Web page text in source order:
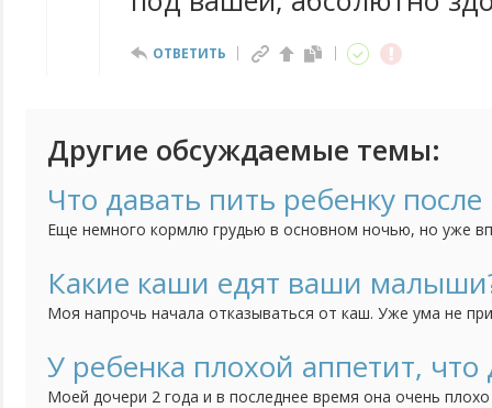
ОТВЕТИТЬ
Другие обсуждаемые темы:
Что давать пить ребенку после
Еще немного кормлю грудью в основном ночью, но уже
хочу.
Какие каши едят ваши
Моя напрочь начала отказываться от каш. Уже ума не
У ребенка плохой аппетит, что
Моей дочери 2 года и в последнее время она очень